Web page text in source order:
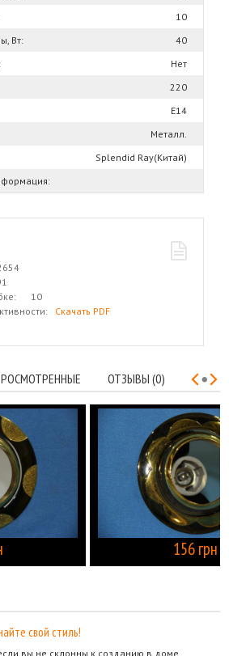
10
Вт:
40
Нет
220
Е14
Металл.
Splendid Ray(Китай)
10
Скачать PDF
ОТЗЫВЫ (0)
156 грн
свой стиль!
вы не склонны к созданию в доме